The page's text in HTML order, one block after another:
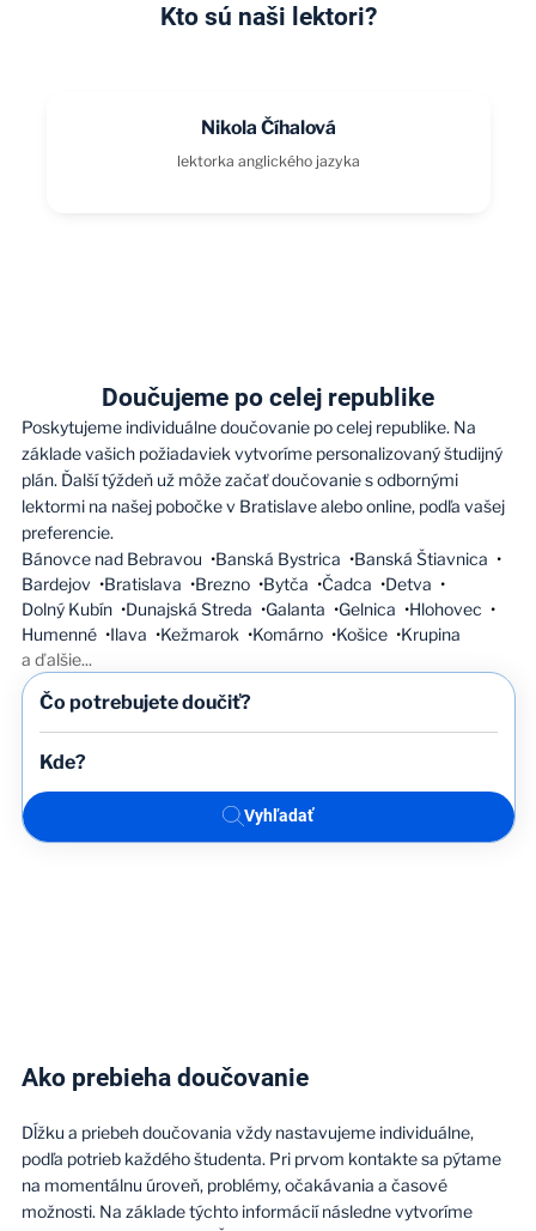
Kto sú naši lektori?
Nikola Číhalová
lektorka anglického jazyka
Doučujeme po celej republike
Poskytujeme individuálne doučovanie po celej republike. Na
základe vašich požiadaviek vytvoríme personalizovaný študijný
plán. Ďalší týždeň už môže začať doučovanie s odbornými
lektormi na našej pobočke v Bratislave alebo online, podľa vašej
preferencie.
Bánovce nad Bebravou
Banská Bystrica
Banská Štiavnica
Bardejov
Bratislava Brezno Bytča Čadca
Detva
Dolný Kubín
Dunajská Streda Galanta Gelnica
Hlohovec
Humenné
Ilava Kežmarok Komárno Košice
Krupina
a ďalšie...
Vyhľadať
Ako prebieha doučovanie
Dĺžku a priebeh doučovania vždy nastavujeme individuálne,
podľa potrieb každého študenta. Pri prvom kontakte sa pýtame
na momentálnu úroveň, problémy, očakávania a časové
možnosti. Na základe týchto informácií následne vytvoríme